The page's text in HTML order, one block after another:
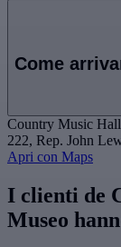
Come
Country Music
222, Rep. John
Apri con Maps
I clienti de
Museo